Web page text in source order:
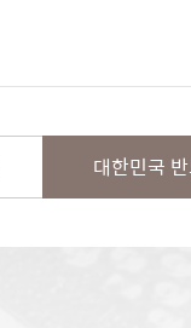
대한민국